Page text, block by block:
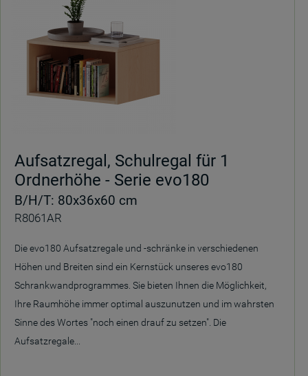
Aufsatzregal, Schulregal für 1
Ordnerhöhe - Serie evo180
B/H/T: 80x36x60 cm
R8061AR
Die evo180 Aufsatzregale und -schränke in verschiedenen
Höhen und Breiten sind ein Kernstück unseres evo180
Schrankwandprogrammes. Sie bieten Ihnen die Möglichkeit,
Ihre Raumhöhe immer optimal auszunutzen und im wahrsten
Sinne des Wortes "noch einen drauf zu setzen". Die
Aufsatzregale...